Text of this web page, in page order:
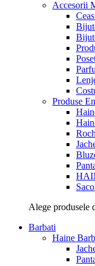
Accesorii
Produse
Alege produsele
Barbati
Haine